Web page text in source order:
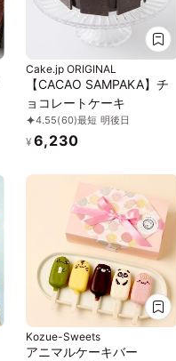
Cake.jp ORIGINAL
【CACAO SAMPAKA】チ
ョコレートケーキ
4.55(60)最短 明後日
¥ 6,230
Kozue-Sweets
アニマルケーキバー